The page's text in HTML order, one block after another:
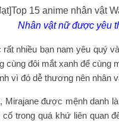
Nhân vật nữ được yêu
nhiều bạn nam yêu quý
cùng đôi mắt xanh để cùng
vì đó dễ thương nên nhân
Mirajane được mệnh danh
trong quá khứ liên quan